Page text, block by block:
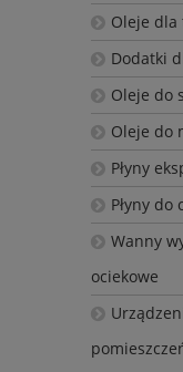
Oleje
Dodatki
Oleje do
Oleje do
Płyny
Płyny do
Wanny
ociekowe